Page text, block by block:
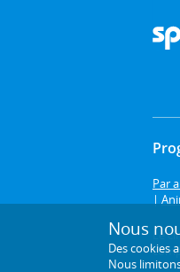
Par
|
Le
Nous
Des cookies
Nous